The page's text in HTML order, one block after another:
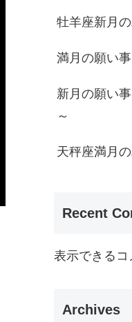
牡羊座新月
満月の願い事
新月の願い
～
天秤座満月
Recent
表示できるコ
Archives